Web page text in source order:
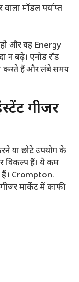
मॉडल पर्याप्त
हो और यह Energy
न बढ़े। एनोड रॉड
करते हैं और लंबे समय
गीजर
या छोटे उपयोग के
विकल्प हैं। ये कम
हैं। Crompton,
मार्केट में काफी